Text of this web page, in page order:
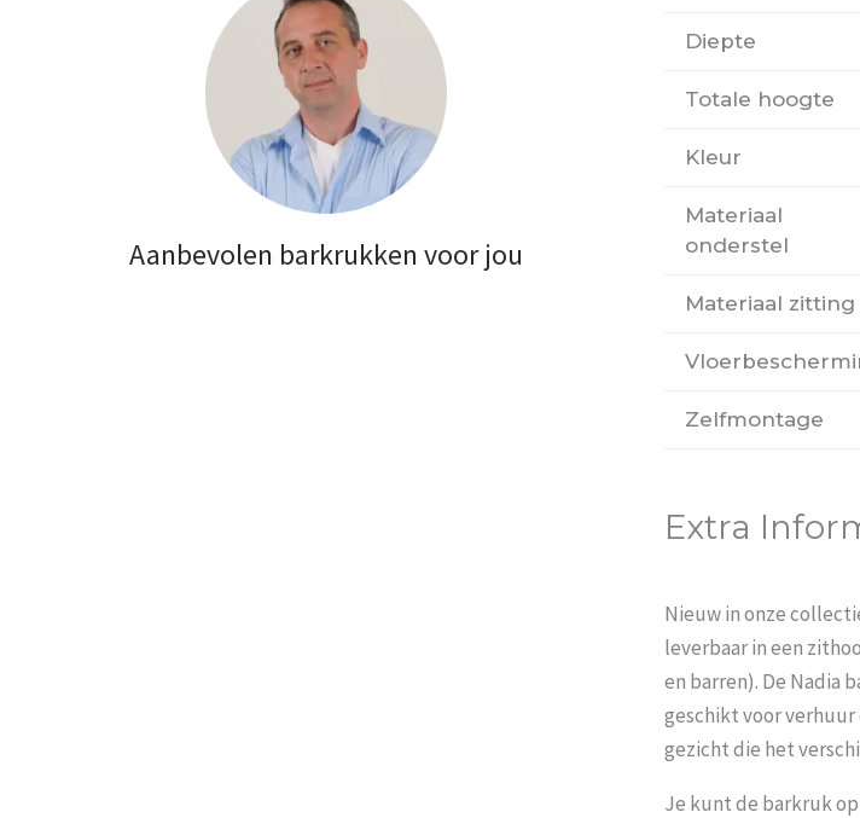
Aanbevolen barkrukken voor jou
Diepte
Totale hoogte
Kleur
Materiaal
onderstel
Materiaal zitting
Zelfmontage
Extra
Nieuw in onze
leverbaar in een
en barren). De Nadia
geschikt voor
gezicht die het
Je kunt de barkruk